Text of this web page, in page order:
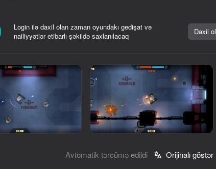
Login ilə daxil olan zaman oyundakı gedişat və
nailiyyətlər etibarlı şəkildə saxlanılacaq
Daxil ol
Avtomatik tərcümə edildi
Orijinalı göstər